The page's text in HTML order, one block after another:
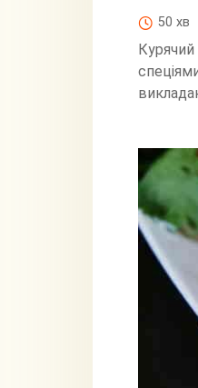
50 хв